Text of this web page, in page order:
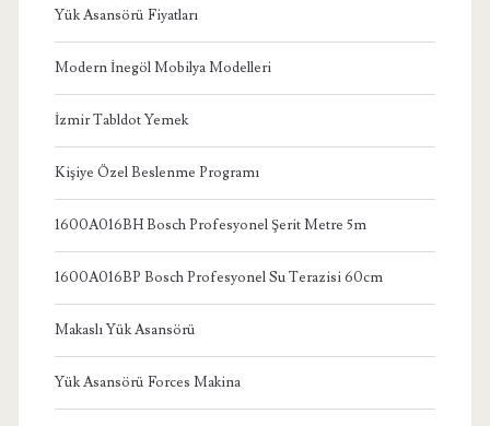
Yük Asansörü Fiyatları
Modern İnegöl Mobilya Modelleri
İzmir Tabldot Yemek
Kişiye Özel Beslenme Programı
1600A016BH Bosch Profesyonel Şerit Metre 5m
1600A016BP Bosch Profesyonel Su Terazisi 60cm
Makaslı Yük Asansörü
Yük Asansörü Forces Makina